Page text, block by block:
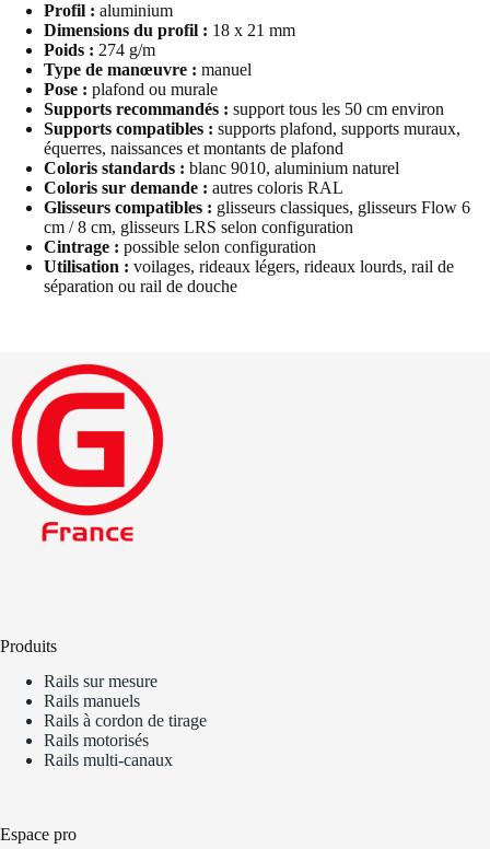
Profil : aluminium
Dimensions du profil : 18 x 21 mm
Poids : 274 g/m
Type de manœuvre : manuel
Pose : plafond ou murale
Supports recommandés : support tous les 50 cm environ
Supports compatibles : supports plafond, supports muraux,
équerres, naissances et montants de plafond
Coloris standards : blanc 9010, aluminium naturel
Coloris sur demande : autres coloris RAL
Glisseurs compatibles : glisseurs classiques, glisseurs Flow 6
cm / 8 cm, glisseurs LRS selon configuration
Cintrage : possible selon configuration
Utilisation : voilages, rideaux légers, rideaux lourds, rail de
séparation ou rail de douche
Produits
Rails sur mesure
Rails manuels
Rails à cordon de tirage
Rails motorisés
Rails multi-canaux
Espace pro